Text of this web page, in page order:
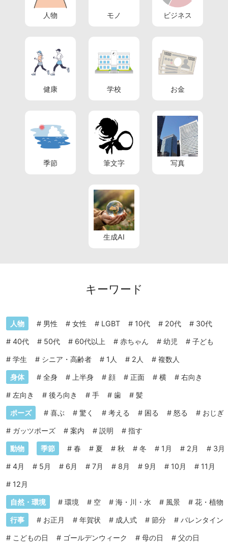
人物 モノ ビジネス
健康 学校 お金
季節 筆文字 写真
生成AI
キーワード
人物 # 男性 # 女性 # LGBT # 10代 # 20代 # 30代
# 40代 # 50代 # 60代以上 # 赤ちゃん # 幼児 # 子ども
# 学生 # シニア・高齢者 # 1人 # 2人 # 複数人
身体 # 全身 # 上半身 # 顔 # 正面 # 横 # 右向き
# 左向き # 後ろ向き # 手 # 歯 # 髪
ポーズ # 喜ぶ # 驚く # 考える # 困る # 怒る # おじぎ
# ガッツポーズ # 案内 # 説明 # 指す
動物 季節 # 春 # 夏 # 秋 # 冬 # 1月 # 2月 # 3月
# 4月 # 5月 # 6月 # 7月 # 8月 # 9月 # 10月 # 11月
# 12月
自然・環境 # 環境 # 空 # 海・川・水 # 風景 # 花・植物
行事 # お正月 # 年賀状 # 成人式 # 節分 # バレンタイン
# こどもの日 # ゴールデンウィーク # 母の日 # 父の日